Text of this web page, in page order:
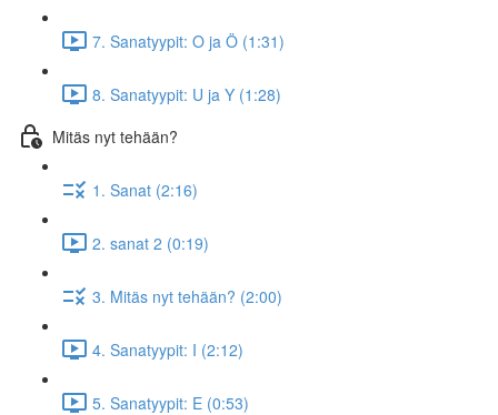
7. Sanatyypit: O ja Ö (1:31)
8. Sanatyypit: U ja Y (1:28)
Mitäs nyt tehään?
1. Sanat (2:16)
2. sanat 2 (0:19)
3. Mitäs nyt tehään? (2:00)
4. Sanatyypit: I (2:12)
5. Sanatyypit: E (0:53)